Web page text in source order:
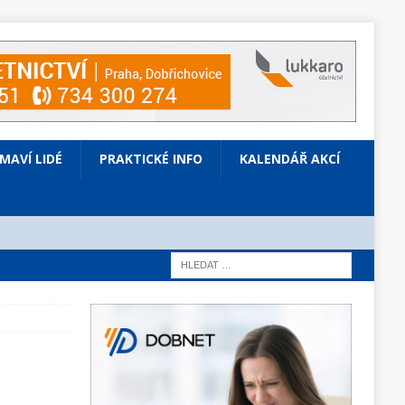
LIDÉ PRAKTICKÉ INFO KALENDÁŘ AKCÍ